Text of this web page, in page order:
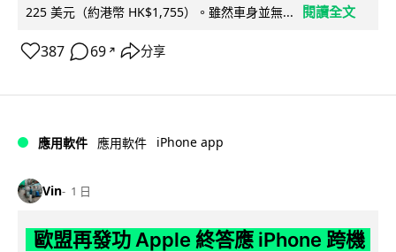
225 美元（約港幣 HK$1,755）。雖然車身並無...
閱讀全文
387 69 ↗ 分享
應用軟件 應用軟件 iPhone app
Vin 1 日
歐盟再發功 Apple 終答應 iPhone 跨機